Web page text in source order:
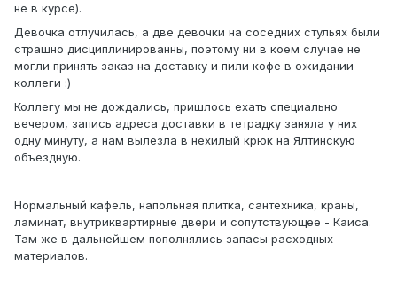
не в курсе).
Девочка отлучилась, а две девочки на соседних стульях были
страшно дисциплинированны, поэтому ни в коем случае не
могли принять заказ на доставку и пили кофе в ожидании
коллеги :)
Коллегу мы не дождались, пришлось ехать специально
вечером, запись адреса доставки в тетрадку заняла у них
одну минуту, а нам вылезла в нехилый крюк на Ялтинскую
объездную.
Нормальный кафель, напольная плитка, сантехника, краны,
ламинат, внутриквартирные двери и сопутствующее - Каиса.
Там же в дальнейшем пополнялись запасы расходных
материалов.